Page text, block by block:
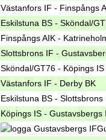
Västanfors IF - Finspångs
Eskilstuna BS - Sköndal/
Finspångs AIK -
Slottsbrons IF -
Sköndal/GT76 - Köpings IS
Västanfors IF - Derby BK
Eskilstuna BS - Slottsbrons
Köpings IS - Gustavsbergs